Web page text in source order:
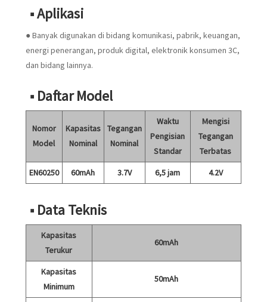
■ Aplikasi
● Banyak digunakan di bidang komunikasi, pabrik, keuangan,
energi penerangan, produk digital, elektronik konsumen 3C,
dan bidang lainnya.
■ Daftar Model
Nomor
Model
Kapasitas
Nominal
Tegangan
Nominal
Waktu
Pengisian
Standar
Mengisi
Tegangan
Terbatas
EN60250
60mAh 3.7V 6,5 jam 4.2V
■ Data Teknis
Kapasitas
Terukur
60mAh
Kapasitas
Minimum
50mAh